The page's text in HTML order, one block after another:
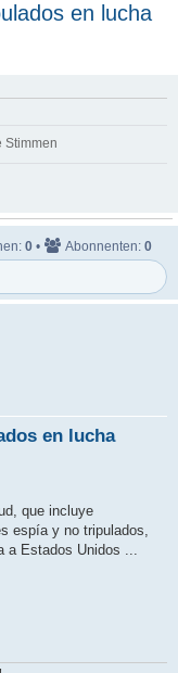
en lucha
Stimmen
0 • Abonnenten: 0
en lucha
que incluye
espía y no tripulados,
Estados Unidos ...